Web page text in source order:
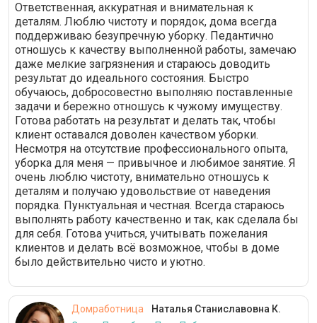
Ответственная, аккуратная и внимательная к
деталям. Люблю чистоту и порядок, дома всегда
поддерживаю безупречную уборку. Педантично
отношусь к качеству выполненной работы, замечаю
даже мелкие загрязнения и стараюсь доводить
результат до идеального состояния. Быстро
обучаюсь, добросовестно выполняю поставленные
задачи и бережно отношусь к чужому имуществу.
Готова работать на результат и делать так, чтобы
клиент оставался доволен качеством уборки.
Несмотря на отсутствие профессионального опыта,
уборка для меня — привычное и любимое занятие. Я
очень люблю чистоту, внимательно отношусь к
деталям и получаю удовольствие от наведения
порядка. Пунктуальная и честная. Всегда стараюсь
выполнять работу качественно и так, как сделала бы
для себя. Готова учиться, учитывать пожелания
клиентов и делать всё возможное, чтобы в доме
было действительно чисто и уютно.
Домработница
Наталья Станиславовна К.